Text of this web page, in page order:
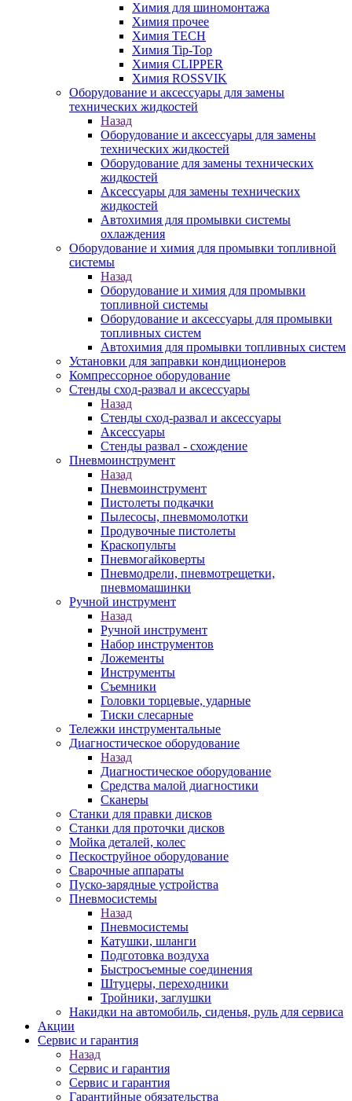
Химия для шиномонтажа
Химия прочее
Химия TECH
Химия Tip-Top
Химия CLIPPER
Химия ROSSVIK
Оборудование и аксессуары для замены
технических жидкостей
Назад
Оборудование и аксессуары для замены
технических жидкостей
Оборудование для замены технических
жидкостей
Аксессуары для замены технических
жидкостей
Автохимия для промывки системы
охлаждения
Оборудование и химия для промывки топливной
системы
Назад
Оборудование и химия для промывки
топливной системы
Оборудование и аксессуары для промывки
топливных систем
Автохимия для промывки топливных систем
Установки для заправки кондиционеров
Компрессорное оборудование
Стенды сход-развал и аксессуары
Назад
Стенды сход-развал и аксессуары
Аксессуары
Стенды развал - схождение
Пневмоинструмент
Назад
Пневмоинструмент
Пистолеты подкачки
Пылесосы, пневмомолотки
Продувочные пистолеты
Краскопульты
Пневмогайковерты
Пневмодрели, пневмотрещетки,
пневмомашинки
Ручной инструмент
Назад
Ручной инструмент
Набор инструментов
Ложементы
Инструменты
Съемники
Головки торцевые, ударные
Тиски слесарные
Тележки инструментальные
Диагностическое оборудование
Назад
Диагностическое оборудование
Средства малой диагностики
Сканеры
Станки для правки дисков
Станки для проточки дисков
Мойка деталей, колес
Пескоструйное оборудование
Сварочные аппараты
Пуско-зарядные устройства
Пневмосистемы
Назад
Пневмосистемы
Катушки, шланги
Подготовка воздуха
Быстросъемные соединения
Штуцеры, переходники
Тройники, заглушки
Накидки на автомобиль, сиденья, руль для сервиса
Акции
Сервис и гарантия
Назад
Сервис и гарантия
Сервис и гарантия
Гарантийные обязательства